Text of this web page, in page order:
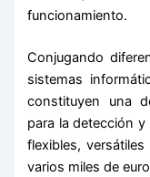
funcionamiento.
Conjugando
sistemas
constituyen una
para la detección
flexibles,
varios miles de